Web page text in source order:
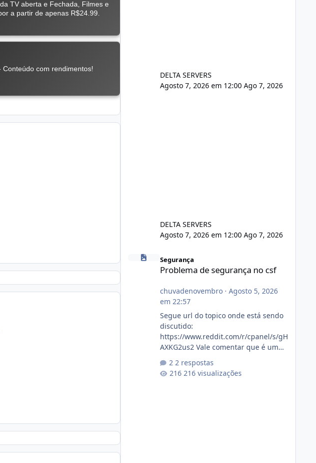
DELTA SERVERS
Agosto 7, 2026 em 12:00 Ago 7, 2026
DELTA SERVERS
Agosto 7, 2026 em 12:00 Ago 7, 2026
Problema de segurança no csf
Segurança
Problema de segurança no csf
chuvadenovembro· Agosto 5, 2026
em 22:57
Segue url do topico onde está sendo
discutido:
https://www.reddit.com/r/cpanel/s/gH
AXKG2us2 Vale comentar que é um
pegada no da.
2 respostas
216 visualizações